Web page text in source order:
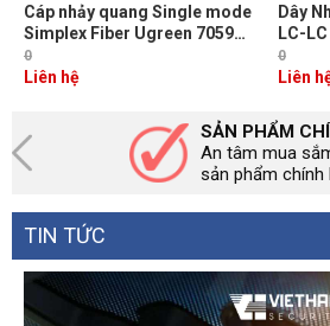
Cáp nhảy quang Single mode
Simplex Fiber Ugreen 70596
Dài 3M đầu LC-SC Màu Vàng
NW217
0
Liên hệ
Dây
LC-
Chuẩn
1310/
0
Liên
SẢN PHẨM
An tâm mua
sản phẩm chính
TIN TỨC